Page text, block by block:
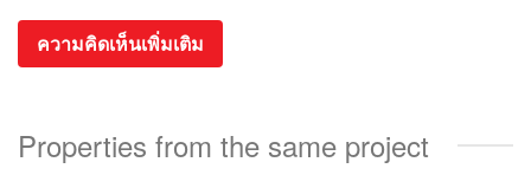
providing invaluable support and guidance every
step of the way. What sets Doctor Property Real
Estate apart is their commitment to honesty and
team's attention to detail and personalized
ความคิดเห็นเพิ่มเติม
Properties from the same project